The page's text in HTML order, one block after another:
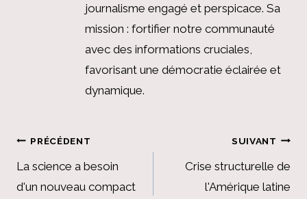
journalisme engagé et perspicace. Sa
mission : fortifier notre communauté
avec des informations cruciales,
favorisant une démocratie éclairée et
dynamique.
Navigation
de
PRÉCÉDENT
La science a besoin
d'un nouveau compact
SUIVANT
Crise structurelle de
l'Amérique latine